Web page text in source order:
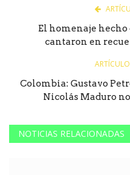
El homenaje hecho
cantaron en
Colombia: Gustavo
Nicolás Maduro
NOTICIAS RELACIONADAS